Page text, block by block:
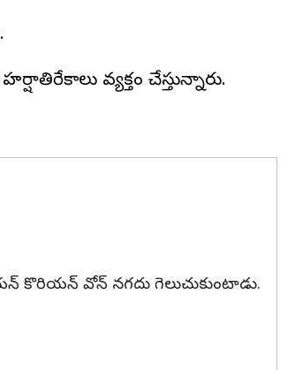
వ్యక్తం చేస్తున్నారు.
కొరియన్ వోన్‌ నగదు గెలుచుకుంటాడు.